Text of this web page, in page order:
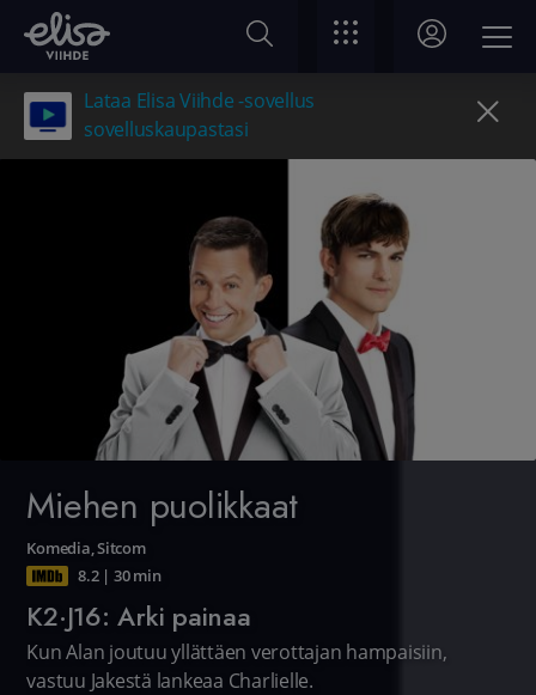
Lataa Elisa Viihde -sovellus
sovelluskaupastasi
Miehen puolikkaat
Komedia,Sitcom
8.2| 30 min
K2·J16: Arki painaa
Kun Alan joutuu yllättäen verottajan hampaisiin,
vastuu Jakestä lankeaa Charlielle.